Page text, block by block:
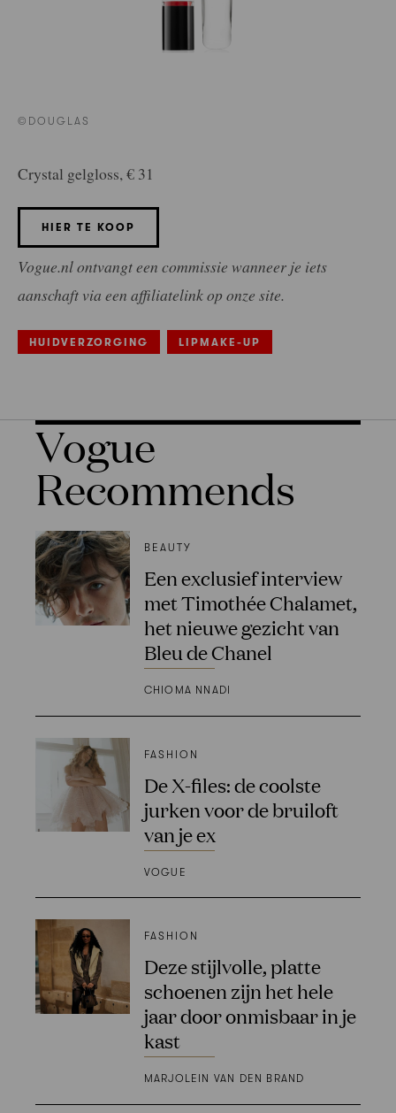
©DOUGLAS
Crystal gelgloss, € 31
HIER TE KOOP
Vogue.nl ontvangt een commissie wanneer je iets
aanschaft via een affiliatelink op onze site.
HUIDVERZORGING LIPMAKE-UP
Vogue
Recommends
BEAUTY
Een exclusief interview
met Timothée Chalamet,
het nieuwe gezicht van
Bleu de Chanel
CHIOMA NNADI
FASHION
De X-files: de coolste
jurken voor de bruiloft
van je ex
VOGUE
FASHION
Deze stijlvolle, platte
schoenen zijn het hele
jaar door onmisbaar in je
kast
MARJOLEIN VAN DEN BRAND